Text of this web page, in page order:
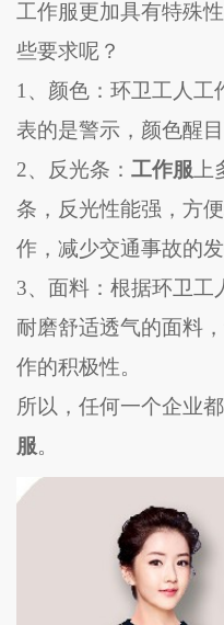
工作服更加具有特殊
些要求呢？
1、颜色：环卫工人工
表的是警示，颜色醒
2、反光条： 工作服
条，反光性能强，方
作，减少交通事故的发
3、面料：根据环卫工
耐磨舒适透气的面料
作的积极性。
所以，任何一个企业
服。